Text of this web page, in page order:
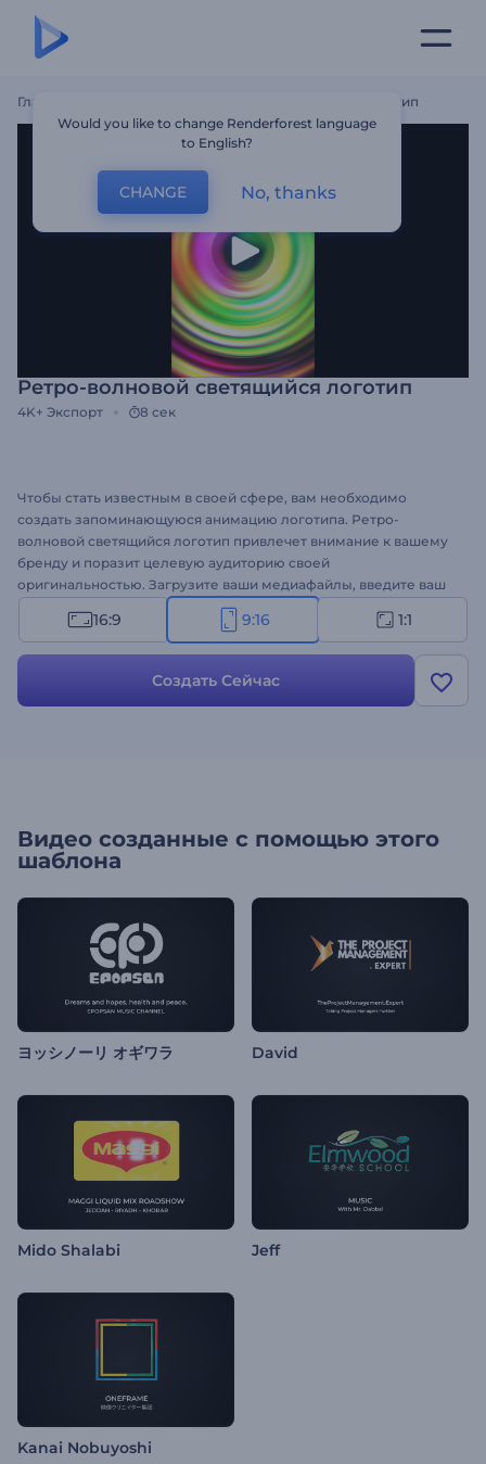
Главная Ретро-Волновoй Светящийся Логотип
Ретро-волновoй светящийся логотип
4K+ Экспорт 8 сек
Чтобы стать известным в своей сфере, вам необходимо
создать запоминающуюся анимацию логотипа. Ретро-
волновoй светящийся логотип привлечет внимание к вашему
бренду и поразит целевую аудиторию своей
оригинальностью. Загрузите ваши медиафайлы, введите ваш
слоган и получите профессиональную анимацию логотипа,
раскрывающуюся через ретро-волновые разноцветные огни.
технологических компаний, интро каналов, рекламы
продуктов и многих других проектов. Попробуйте прямо
16:9 9:16 1:1
Создать Сейчас
Видео созданные с помощью этого
шаблона
ヨッシノーリ オギワラ David
Mido Shalabi Jeff
Kanai Nobuyoshi
Would you like to change Renderforest language
to English?
CHANGE No, thanks